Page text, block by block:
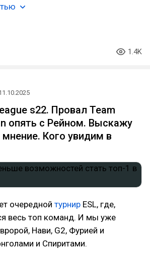
1.4K
s22. Провал Team
опять с Рейном. Выскажу
мнение. Кого увидим в
очередной турнир ESL, где,
весь топ команд. И мы уже
Нави, G2, Фурией и
и Спиритами.